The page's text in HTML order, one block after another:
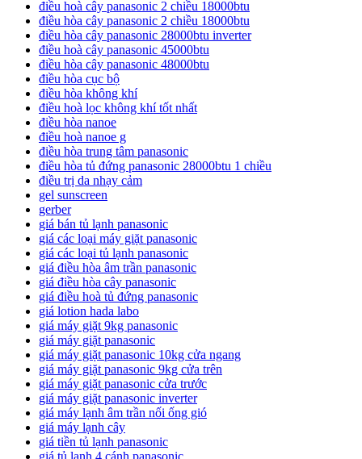
điều hoà cây panasonic 2 chiều 18000btu
điều hòa cây panasonic 2 chiều 18000btu
điều hòa cây panasonic 28000btu inverter
điều hoà cây panasonic 45000btu
điều hòa cây panasonic 48000btu
điều hòa cục bộ
điều hòa không khí
điều hoà lọc không khí tốt nhất
điều hòa nanoe
điều hoà nanoe g
điều hòa trung tâm panasonic
điều hòa tủ đứng panasonic 28000btu 1 chiều
điều trị da nhạy cảm
gel sunscreen
gerber
giá bán tủ lạnh panasonic
giá các loại máy giặt panasonic
giá các loại tủ lạnh panasonic
giá điều hòa âm trần panasonic
giá điều hòa cây panasonic
giá điều hoà tủ đứng panasonic
giá lotion hada labo
giá máy giặt 9kg panasonic
giá máy giặt panasonic
giá máy giặt panasonic 10kg cửa ngang
giá máy giặt panasonic 9kg cửa trên
giá máy giặt panasonic cửa trước
giá máy giặt panasonic inverter
giá máy lạnh âm trần nối ống gió
giá máy lạnh cây
giá tiền tủ lạnh panasonic
giá tủ lạnh 4 cánh panasonic